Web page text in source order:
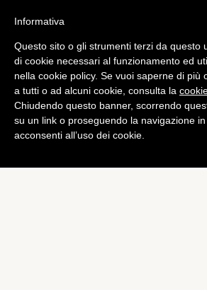
Bundesliga,Calciomercato
Sané –
Inghilterra sicuri:
chiuso a 50 mln di
diEmiliano Storace
Informativa
Questo sito o gli strumenti terzi da questo
di cookie necessari al funzionamento ed
nella cookie policy. Se vuoi saperne di più
a tutti o ad alcuni cookie, consulta la
Chiudendo questo banner, scorrendo
su un link o proseguendo la navigazione
acconsenti all’uso dei cookie.